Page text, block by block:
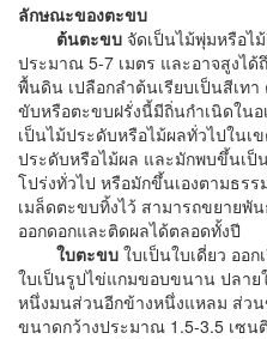
ลักษณะของตะขบ
ต้นตะขบ จัดเป็นไม้พุ่มหรือไ
ประมาณ 5-7 เมตร และอาจสูงไ
พื้นดิน เปลือกลำต้นเรียบเป็นสีเ
ขับหรือตะขบฝรั่งนี้มีถิ่นกำเนิดในอ
เป็นไม้ประดับหรือไม้ผลทั่วไปในเ
ประดับหรือไม้ผล และมักพบขึ้นเป็
โปร่งทั่วไป หรือมักขึ้นเองตามธร
เมล็ดตะขบทิ้งไว้ สามารถขยายพัน
ออกดอกและติดผลได้ตลอดทั้งปี
ใบตะขบ ใบเป็นใบเดี่ยว ออ
ใบเป็นรูปไข่แกมขอบขนาน ปลาย
หนึ่งมนส่วนอีกข้างหนึ่งแหลม ส่ว
ขนาดกว้างประมาณ 1.5-3.5 เซน